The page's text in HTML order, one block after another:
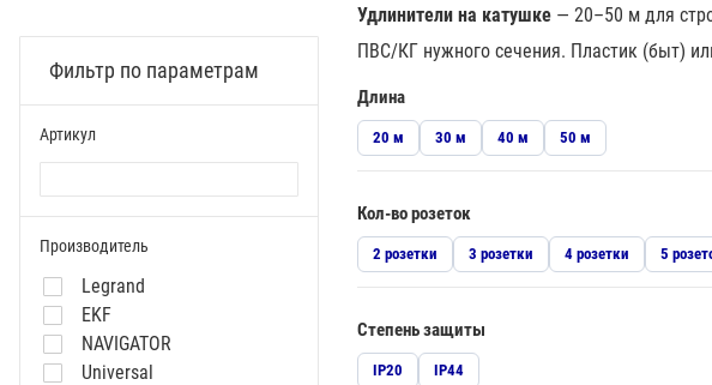
л
о
Фильтр по параметрам
Артикул
Производитель
Legrand
EKF
NAVIGATOR
Universal
Удлинители на катушке — 20–50 м для
ПВС/КГ нужного сечения. Пластик (быт)
Длина
20 м 30 м 40 м 50 м
Кол-во розеток
2 розетки 3 розетки 4 розетки 5
Степень защиты
IP20 IP44